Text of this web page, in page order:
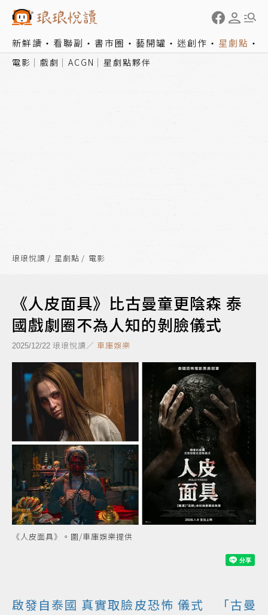
新鮮讀 看聯副 書市圈 藝開罐 迷創作 星劇點
電影 戲劇 ACGN 星劇點夥伴
琅琅悅讀 星劇點 電影
《人皮面具》比古曼童更陰森 泰
國戲劇圈不為人知的剝臉儀式
2025/12/22 琅琅悅讀／ 車庫娛樂
《人皮面具》。圖/車庫娛樂提供
啟發自泰國 真實取臉皮恐怖 儀式 「古曼